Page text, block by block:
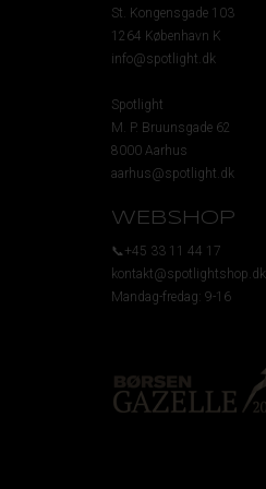
St. Kongensgade 103
1264 København K
info@spotlight.dk
Spotlight
M. P. Bruunsgade 62
8000 Aarhus
aarhus@spotlight.dk
WEBSHOP
📞+45 33 11 44 17
kontakt@spotlightshop.dk
Mandag-fredag: 9-16